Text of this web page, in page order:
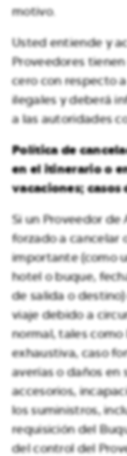
motivo.
Usted entiende y
Proveedores
cero con respecto
ilegales y deberá
a las autoridades
Política de
en el itinerario o
vacaciones; casos
Si un Proveedor
forzado a cancelar
importante (como
hotel o buque,
de salida o
viaje debido a
normal, tales
exhaustiva, caso
averías o daños en
accesorios,
los suministros,
requisición del
del control del